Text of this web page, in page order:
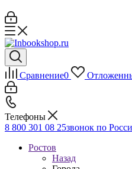
Сравнение0
Телефоны
8 800 301 08 25звонок по
Ростов
Назад